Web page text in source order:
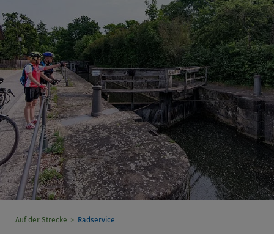
Auf der Strecke Radservice